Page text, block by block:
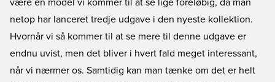
være en model vi kommer til at se lige foreløbig, da man
netop har lanceret tredje udgave i den nyeste kollektion.
Hvornår vi så kommer til at se mere til denne udgave er
endnu uvist, men det bliver i hvert fald meget interessant,
når vi nærmer os. Samtidig kan man tænke om det er helt